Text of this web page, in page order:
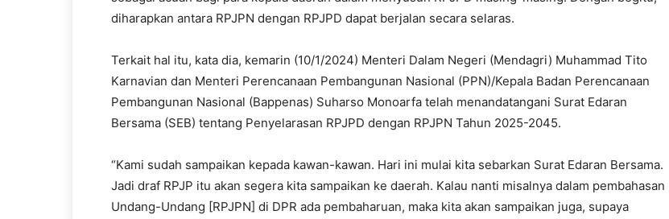
diharapkan antara RPJPN dengan RPJPD dapat berjalan secara selaras.
Terkait hal itu, kata dia, kemarin (10/1/2024) Menteri Dalam Negeri (Mendagri) Muhammad Tito
Karnavian dan Menteri Perencanaan Pembangunan Nasional (PPN)/Kepala Badan Perencanaan
Pembangunan Nasional (Bappenas) Suharso Monoarfa telah menandatangani Surat Edaran
Bersama (SEB) tentang Penyelarasan RPJPD dengan RPJPN Tahun 2025-2045.
“Kami sudah sampaikan kepada kawan-kawan. Hari ini mulai kita sebarkan Surat Edaran Bersama.
Jadi draf RPJP itu akan segera kita sampaikan ke daerah. Kalau nanti misalnya dalam pembahasan
Undang-Undang [RPJPN] di DPR ada pembaharuan, maka kita akan sampaikan juga, supaya